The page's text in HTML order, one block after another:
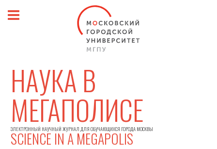
НАУКА В
МЕГАПОЛИСЕ
ЭЛЕКТРОННЫЙ НАУЧНЫЙ ЖУРНАЛ ДЛЯ ОБУЧАЮЩИХСЯ ГОРОДА МОСКВЫ
SCIENCE IN A MEGAPOLIS